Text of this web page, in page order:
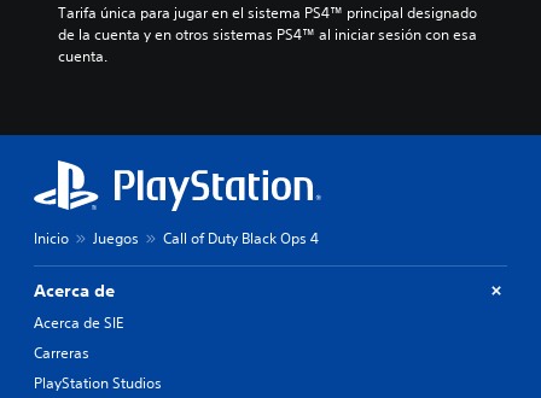
Tarifa única para jugar en el sistema PS4™ principal designado
de la cuenta y en otros sistemas PS4™ al iniciar sesión con esa
cuenta.
Inicio Juegos Call of Duty Black Ops 4
Acerca de
Acerca de SIE
Carreras
PlayStation Studios